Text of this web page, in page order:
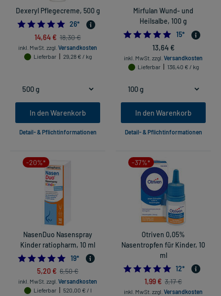
Dexeryl Pflegecreme, 500 g
5.0
26*
14,64 € 18,30 €
inkl. MwSt. zzgl. Versandkosten
Lieferbar
29,28 € / kg
In den Warenkorb
Detail- & Pflichtinformationen
Mirfulan Wund- und
Heilsalbe, 100 g
15*
13,64 €
inkl. MwSt. zzgl. Versandkosten
Lieferbar
136,40 € / kg
In den Warenkorb
Detail- & Pflichtinformationen
-20%*
NasenDuo Nasenspray
Kinder ratiopharm, 10 ml
4.894736842105263
19*
5,20 € 6,50 €
inkl. MwSt. zzgl. Versandkosten
Lieferbar
520,00 € / l
-37%*
Otriven 0,05%
Nasentropfen für Kinder, 10
ml
12*
1,99 € 3,17 €
inkl. MwSt. zzgl. Versandkosten